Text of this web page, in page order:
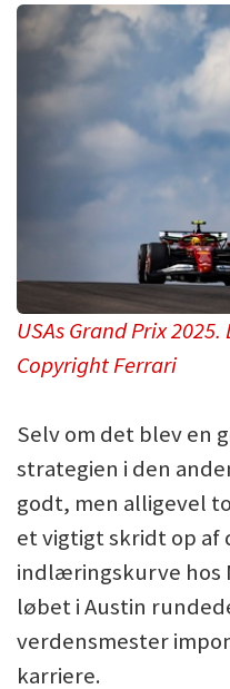
USAs Grand Prix
Copyright Ferrari
Selv om det blev en
strategien i den
godt, men alligevel
et vigtigt skridt op af
indlæringskurve hos
løbet i Austin
verdensmester
karriere.